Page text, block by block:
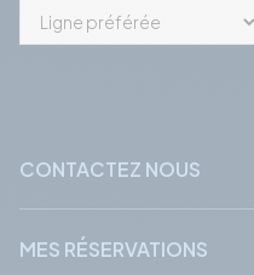
CONTACTEZ NOUS
MES RÉSERVATIONS